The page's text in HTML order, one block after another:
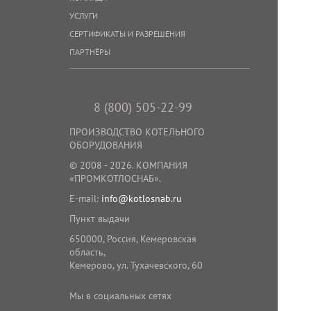
котлов серии КВр
Запасные части топок ЗП-РПК
Запасные части топок ТЧЗМ
Запасные части топок ТШПМ,
ТШПМЦ
Запасные части забрасывателей
топлива
Запасные части чугунных
экономайзеров
Запасные части циклонов
батарейных
Запасные части подъемников ПСК,
УСЛУГИ
СЕРТИФИКАТЫ И РАЗРЕШЕНИЯ
ПАРТНЁРЫ
8 (800) 505-22-99
ПРОИЗВОДСТВО КОТЕЛЬНОГО
ОБОРУДОВАНИЯ
© 2008 - 2026. КОМПАНИЯ
«ПРОМКОТЛОСНАБ».
E-mail: info@kotlosnab.ru
Пункт выдачи
650000, Россия, Кемеровская
область,
Кемерово,ул. Тухачевского, 60
Мы в социальных сетях